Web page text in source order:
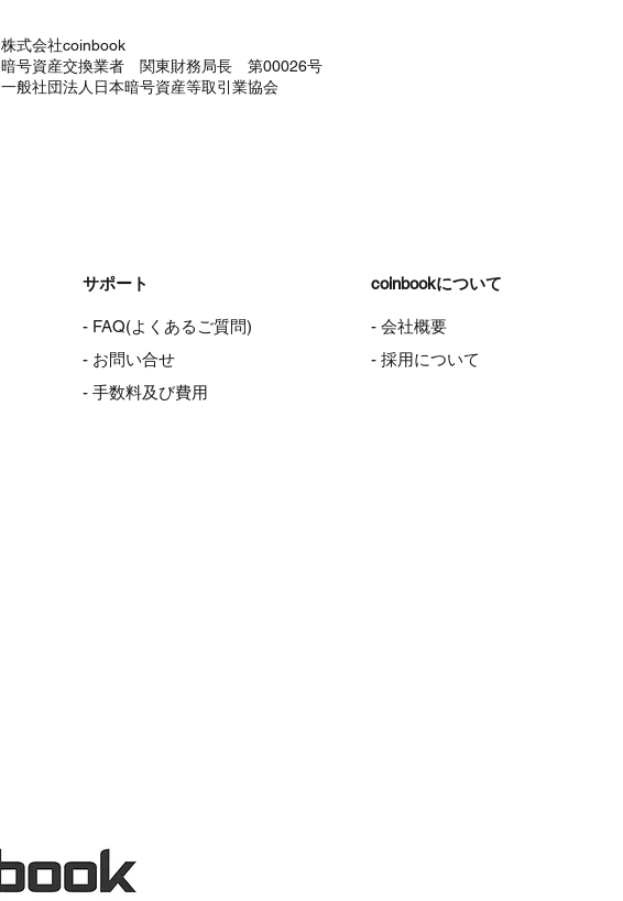
株式会社coinbook
暗号資産交換業者 関東財務局長 第00026号
一般社団法人日本暗号資産等取引業協会
coinbookについて
- 会社概要
- 採用について
サポート
- FAQ(よくあるご質問)
- お問い合せ
- 手数料及び費用